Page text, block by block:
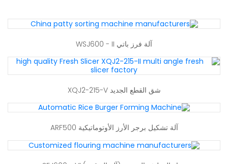
آلة فرز باتي WSJ600 - II
شق القطع الجديد XQJ2-215-V
آلة تشكيل برجر الأرز الأوتوماتيكية ARF500